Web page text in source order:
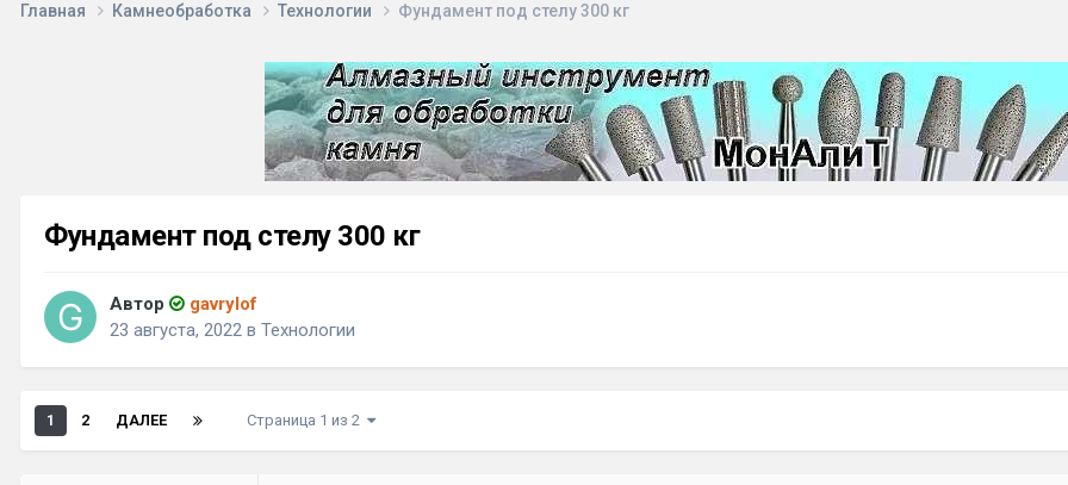
Главная Камнеобработка Технологии Фундамент под стелу 300 кг
Фундамент под стелу 300 кг
Автор
gavrylof
23 августа, 2022 в Технологии
1 2 ДАЛЕЕ Страница 1 из 2